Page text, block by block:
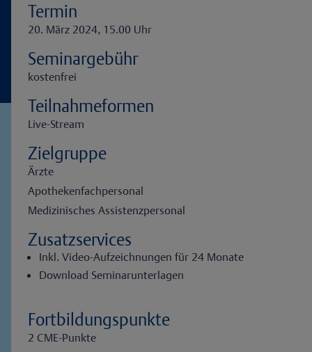
Termin
20. März 2024, 15.00 Uhr
Seminargebühr
kostenfrei
Teilnahmeformen
Live-Stream
Zielgruppe
Ärzte
Apothekenfachpersonal
Medizinisches Assistenzpersonal
Zusatzservices
Inkl. Video-Aufzeichnungen für 24 Monate
Download Seminarunterlagen
Fortbildungspunkte
2 CME-Punkte